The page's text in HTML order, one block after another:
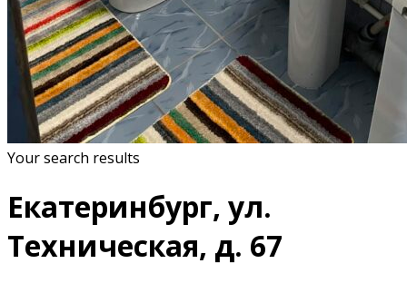
Your search results
Екатеринбург, ул.
Техническая, д. 67